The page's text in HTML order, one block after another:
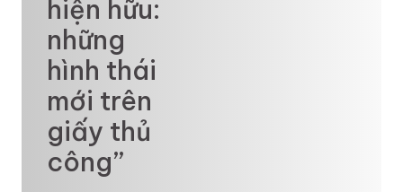
hiện hữu:
những
hình thái
mới trên
giấy thủ
công”